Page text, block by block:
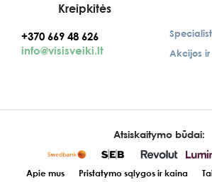
Kreipkitės
+370 669 48 626
info@visisveiki.lt
Akcijos
Apie mus Pristatymo sąlygos ir kaina
Atsiskaitymo būdai: